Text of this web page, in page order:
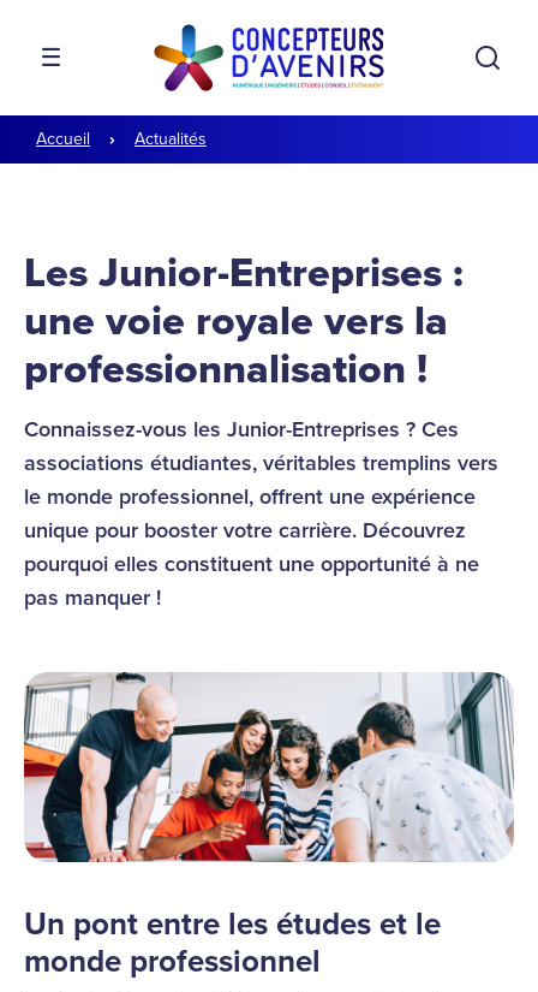
Aller au contenu
Aller à la navigation
MENU
Accueil Actualités
Les Junior-Entreprises :
une voie royale vers la
professionnalisation !
Connaissez-vous les Junior-Entreprises ? Ces
associations étudiantes, véritables tremplins vers
le monde professionnel, offrent une expérience
unique pour booster votre carrière. Découvrez
pourquoi elles constituent une opportunité à ne
pas manquer !
Un pont entre les études et le
monde professionnel